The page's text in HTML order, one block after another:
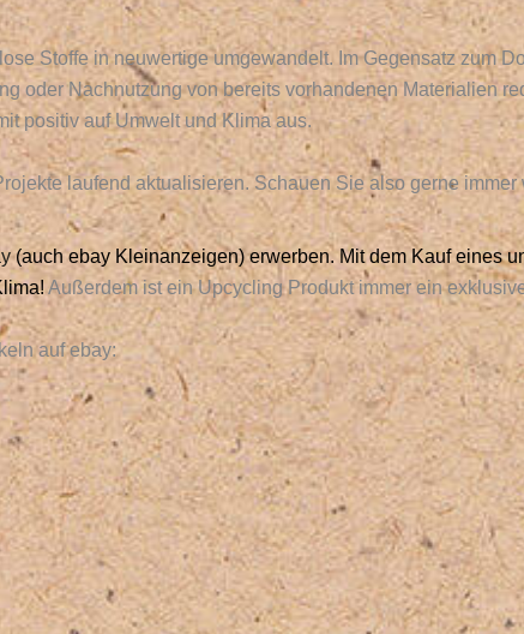
Stoffe in neuwertige umgewandelt. Im Gegensatz zum
oder Nachnutzung von bereits vorhandenen Materialien
positiv auf Umwelt und Klima aus.
laufend aktualisieren. Schauen Sie also gerne immer
(auch ebay Kleinanzeigen) erwerben. Mit dem Kauf eines
Außerdem ist ein Upcycling Produkt immer ein
auf ebay: